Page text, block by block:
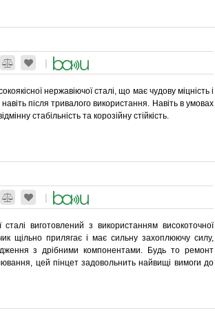
нержавіючої сталі, що має чудову міцність і
після тривалого використання. Навіть в умовах
стабільність та корозійну стійкість.
виготовлений з використанням високоточної
щільно прилягає і має сильну захоплюючу силу,
з дрібними компонентами. Будь то ремонт
цей пінцет задовольнить найвищі вимоги до